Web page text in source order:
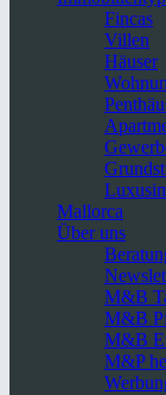
Fincas
Villen
Häuser
Mallorca
Über uns
M&B
M&B
M&B
M&P